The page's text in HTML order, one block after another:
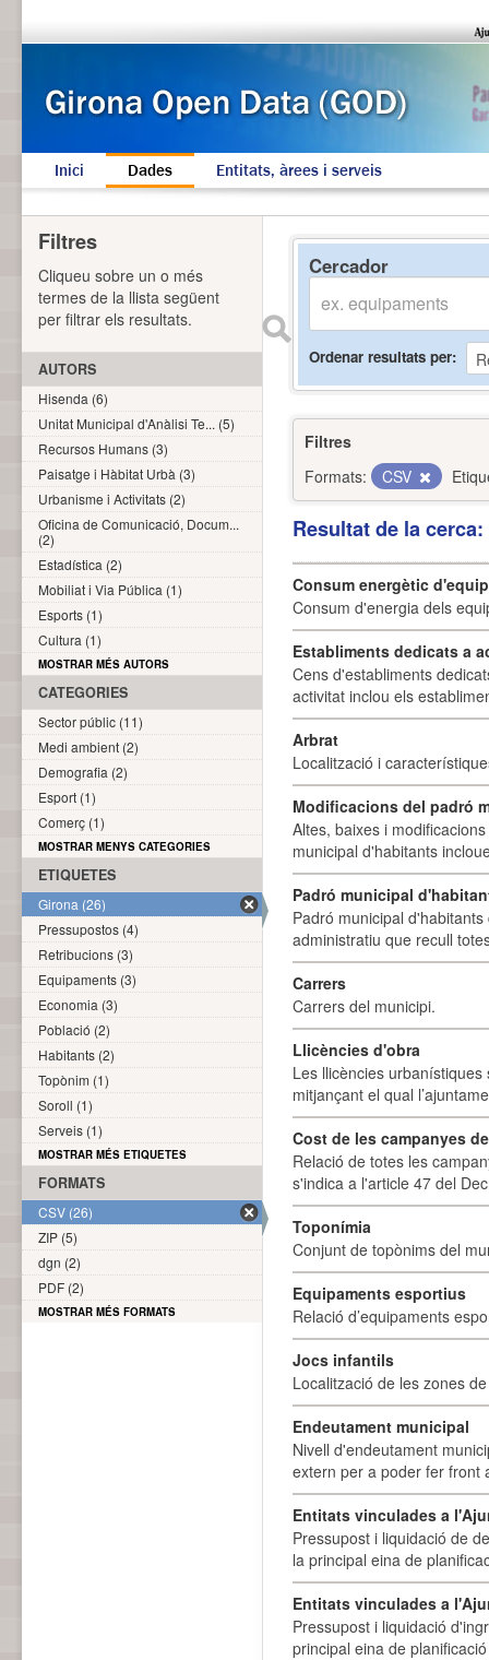
Inici Dades Entitats, àrees i serveis
Cercador
Ordenar resultats per
Filtres
Formats:
CSV
Resultat de la
Consum energètic
Consum d'energia dels
Establiments dedicats a
Cens d'establiments
activitat inclou els
Arbrat
Localització i
Modificacions del padró
Altes, baixes i
municipal d'habitants
Padró municipal
Padró municipal
administratiu que recull
Carrers
Carrers del municipi.
Llicències d'obra
Les llicències
mitjançant el qual
Cost de les campanyes
Relació de totes les
s'indica a l'article 47 del
Toponímia
Conjunt de topònims del
Equipaments esportius
Relació d’equipaments
Jocs infantils
Localització de les zones
Endeutament municipal
Nivell d'endeutament
extern per a poder fer front
Entitats vinculades a
Pressupost i liquidació de
la principal eina de
Entitats vinculades a
Pressupost i liquidació
principal eina de
Filtres
Cliqueu sobre un o més
termes de la llista següent
per filtrar els resultats.
AUTORS
Hisenda (6)
Unitat Municipal d'Anàlisi Te... (5)
Recursos Humans (3)
Paisatge i Hàbitat Urbà (3)
Urbanisme i Activitats (2)
Oficina de Comunicació, Docum...
(2)
Estadística (2)
Mobiliat i Via Pública (1)
Esports (1)
Cultura (1)
MOSTRAR MÉS AUTORS
CATEGORIES
Sector públic (11)
Medi ambient (2)
Demografia (2)
Esport (1)
Comerç (1)
MOSTRAR MENYS CATEGORIES
ETIQUETES
Girona (26)
Pressupostos (4)
Retribucions (3)
Equipaments (3)
Economia (3)
Població (2)
Habitants (2)
Topònim (1)
Soroll (1)
Serveis (1)
MOSTRAR MÉS ETIQUETES
FORMATS
CSV (26)
ZIP (5)
dgn (2)
PDF (2)
MOSTRAR MÉS FORMATS